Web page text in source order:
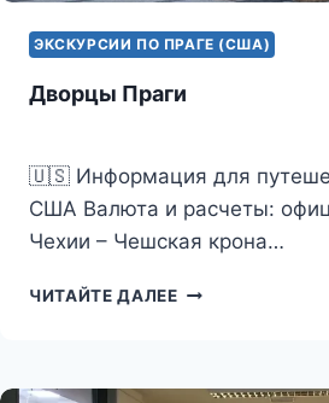
ЭКСКУРСИИ ПО ПРАГЕ (США)
Дворцы Праги
🇺🇸 Информация для
США Валюта и расчеты:
Чехии – Чешская крона…
ЧИТАЙТЕ ДАЛЕЕДВОРЦЫ